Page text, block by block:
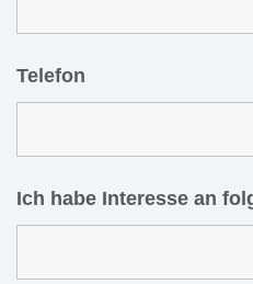
Telefon
Ich habe Interesse an